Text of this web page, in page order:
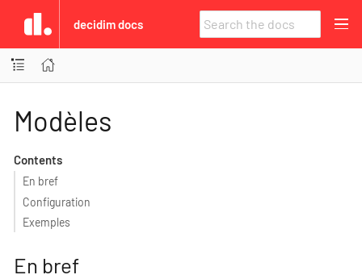
decidim docs
Modèles
Contents
En bref
Configuration
Exemples
En bref